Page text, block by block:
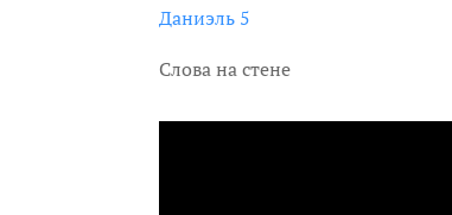
Даниэль 5
Слова на стене